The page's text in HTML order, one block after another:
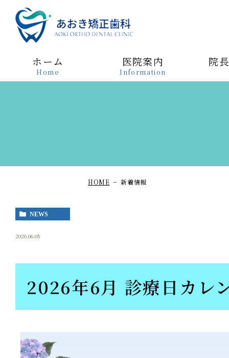
ホーム
Home
医院案内
Information
院
HOME 新着情報
NEWS
2026.06.05
2026年6月 診療日カレ